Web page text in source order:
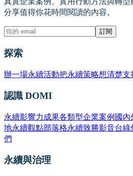
分享值得你花時間閱讀的內容。
訂閱
探索
辦一場永續活動把永續策略想清楚支
認識 DOMI
永續影響力成果各類型企業案例 國內
地永續觀點部落格永續致勝影音台綠
們
永續與治理